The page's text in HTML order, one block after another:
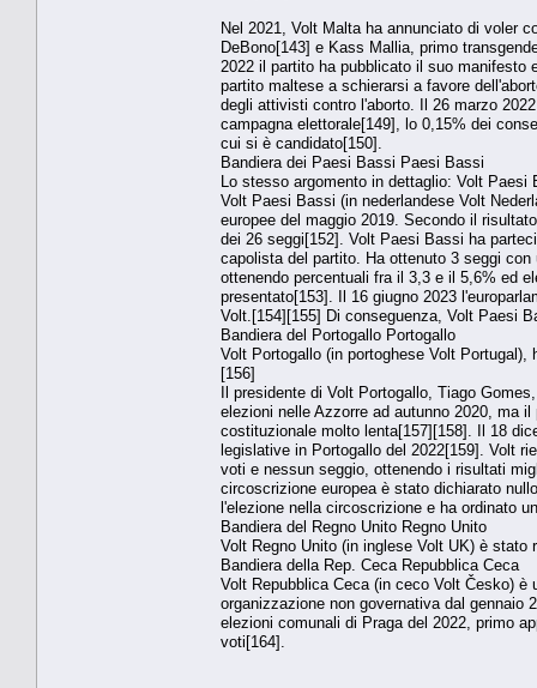
Nel 2021, Volt Malta ha annunciato di voler
DeBono[143] e Kass Mallia, primo
2022 il partito ha pubblicato il suo manifesto
partito maltese a schierarsi a favore
degli attivisti contro l'aborto. Il 26 marzo
campagna elettorale[149], lo 0,15% dei
cui si è candidato[150].
Bandiera dei Paesi Bassi Paesi Bassi
Lo stesso argomento in dettaglio: Volt Paesi
Volt Paesi Bassi (in nederlandese Volt
europee del maggio 2019. Secondo il
dei 26 seggi[152]. Volt Paesi Bassi ha
capolista del partito. Ha ottenuto 3 seggi
ottenendo percentuali fra il 3,3 e il 5,6% ed
presentato[153]. Il 16 giugno 2023
Volt.[154][155] Di conseguenza, Volt Paesi
Bandiera del Portogallo Portogallo
Volt Portogallo (in portoghese Volt
[156]
Il presidente di Volt Portogallo, Tiago
elezioni nelle Azzorre ad autunno 2020, ma
costituzionale molto lenta[157][158]. Il 18
legislative in Portogallo del 2022[159]. Volt
voti e nessun seggio, ottenendo i risultati
circoscrizione europea è stato dichiarato
l'elezione nella circoscrizione e ha ordinato
Bandiera del Regno Unito Regno Unito
Volt Regno Unito (in inglese Volt UK) è
Bandiera della Rep. Ceca Repubblica Ceca
Volt Repubblica Ceca (in ceco Volt Česko)
organizzazione non governativa dal gennaio
elezioni comunali di Praga del 2022, primo
voti[164].